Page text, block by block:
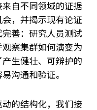
自不同领域的证据
，并揭示现有论证
善：研究人员测试
察集群如何演变为
生健壮、可辩护的
沟通和验证。
的结构化，我们接